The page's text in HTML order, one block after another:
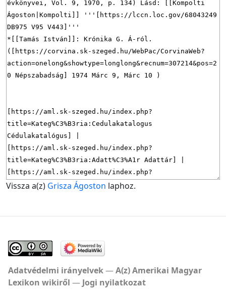
Vissza a(z) Grisza Ágoston laphoz.
Adatvédelmi irányelvek
A(z) Amerikai Magyar
Lexikon wikiről
Jogi nyilatkozat